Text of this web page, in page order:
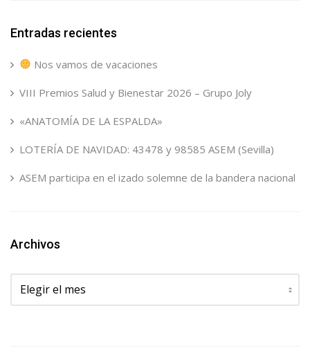
Entradas recientes
Nos vamos de vacaciones
VIII Premios Salud y Bienestar 2026 – Grupo Joly
«ANATOMÍA DE LA ESPALDA»
LOTERÍA DE NAVIDAD: 43478 y 98585 ASEM (Sevilla)
ASEM participa en el izado solemne de la bandera nacional
Archivos
Archivos